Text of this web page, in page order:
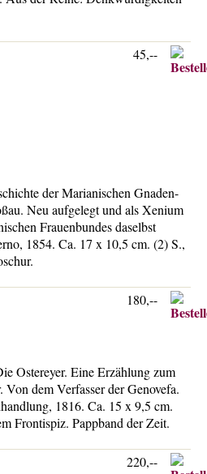
der Marianischen Gnaden-
Neu aufgelegt und als Xenium
Frauenbundes daselbst
1854. Ca. 17 x 10,5 cm. (2) S.,
45,--
Ostereyer. Eine Erzählung zum
dem Verfasser der Genovefa.
1816. Ca. 15 x 9,5 cm.
Frontispiz. Pappband der Zeit.
180,--
220,--